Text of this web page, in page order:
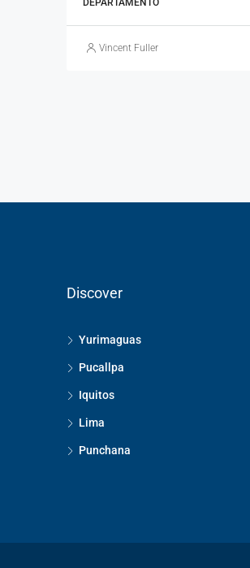
Vincent Fuller
Discover
Yurimaguas
Pucallpa
Iquitos
Lima
Punchana